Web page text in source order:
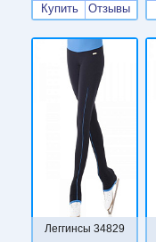
Купить Отзывы
Леггинсы 34829